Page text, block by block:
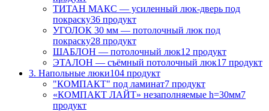
ТИТАН МАКС — усиленный люк-дверь под
покраску36 продукт
УГОЛОК 30 мм — потолочный люк под
покраску28 продукт
ШАБЛОН — потолочный люк12 продукт
ЭТАЛОН — съёмный потолочный люк17 продукт
3. Напольные люки104 продукт
"КОМПАКТ" под ламинат7 продукт
«КОМПАКТ ЛАЙТ» незаполняемые h=30мм7
продукт